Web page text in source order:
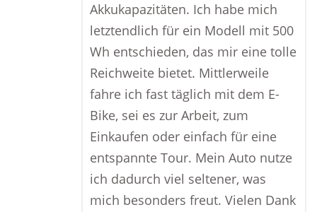
Akkukapazitäten. Ich habe mich
letztendlich für ein Modell mit 500
Wh entschieden, das mir eine tolle
Reichweite bietet. Mittlerweile
fahre ich fast täglich mit dem E-
Bike, sei es zur Arbeit, zum
Einkaufen oder einfach für eine
entspannte Tour. Mein Auto nutze
ich dadurch viel seltener, was
mich besonders freut. Vielen Dank